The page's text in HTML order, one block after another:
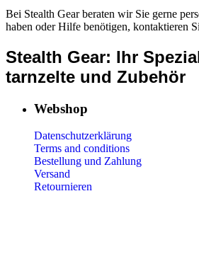
Bei Stealth Gear beraten wir Sie gerne
haben oder Hilfe benötigen, kontaktieren
Stealth Gear: Ihr
tarnzelte und Zubehör
Webshop
Datenschutzerklärung
Terms and conditions
Bestellung und Zahlung
Versand
Retournieren